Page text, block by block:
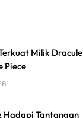
Milik Dracule
Piece
Hadapi Tantangan